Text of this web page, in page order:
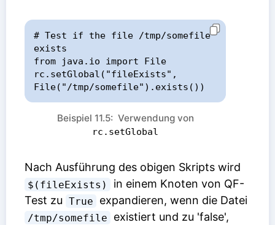
# Test if the file /tmp/somefile
exists
from java.io import File
rc.setGlobal("fileExists",
File("/tmp/somefile").exists())
Beispiel 11.5: Verwendung von
rc.setGlobal
Nach Ausführung des obigen Skripts wird
$(fileExists)
in einem Knoten von QF-
Test zu True expandieren, wenn die Datei
/tmp/somefile
existiert und zu 'false',